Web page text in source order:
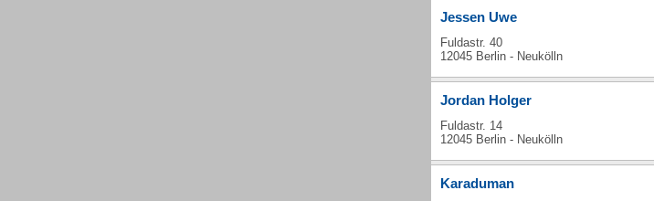
Jessen Uwe
Fuldastr. 40
12045 Berlin - Neukölln
Jordan Holger
Fuldastr. 14
12045 Berlin - Neukölln
Karaduman